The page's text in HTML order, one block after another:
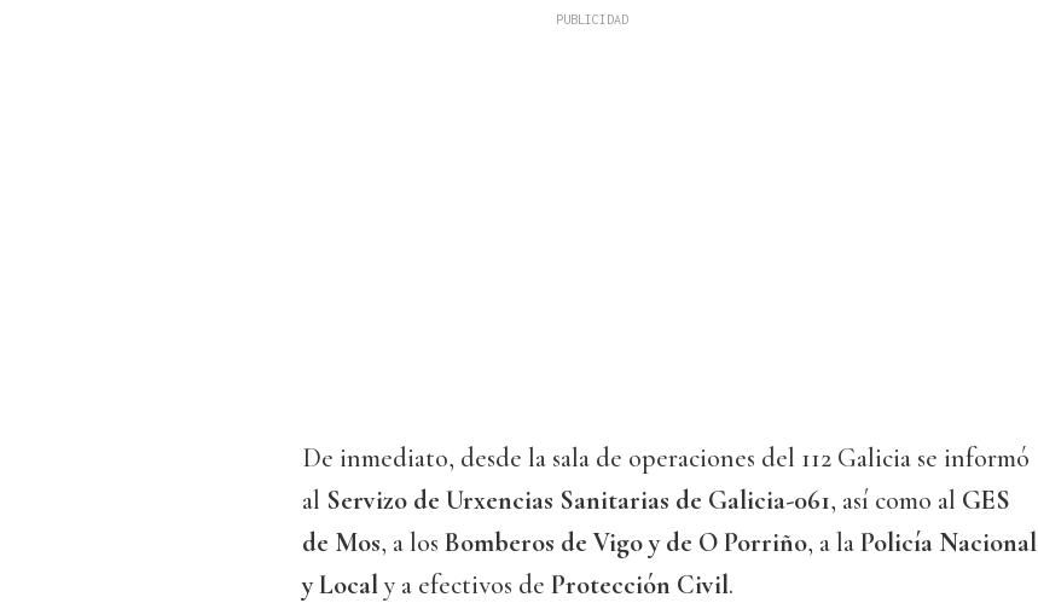
De inmediato, desde la sala de operaciones del 112 Galicia se informó
al Servizo de Urxencias Sanitarias de Galicia-061, así como al GES
de Mos, a los Bomberos de Vigo y de O Porriño, a laPolicía Nacional
y Localy a efectivos de Protección Civil.